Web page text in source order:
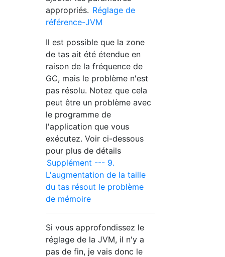
appropriés. Réglage de
référence-JVM
Il est possible que la zone
de tas ait été étendue en
raison de la fréquence de
GC, mais le problème n'est
pas résolu. Notez que cela
peut être un problème avec
le programme de
l'application que vous
exécutez. Voir ci-dessous
pour plus de détails
Supplément --- 9.
L'augmentation de la taille
du tas résout le problème
de mémoire
Si vous approfondissez le
réglage de la JVM, il n'y a
pas de fin, je vais donc le